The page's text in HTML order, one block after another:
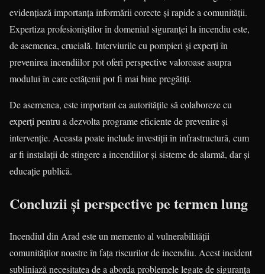
evidențiază importanța informării corecte și rapide a comunității.
Expertiza profesioniștilor în domeniul siguranței la incendiu este,
de asemenea, crucială. Interviurile cu pompieri și experți în
prevenirea incendiilor pot oferi perspective valoroase asupra
modului în care cetățenii pot fi mai bine pregătiți.
De asemenea, este important ca autoritățile să colaboreze cu
experți pentru a dezvolta programe eficiente de prevenire și
intervenție. Aceasta poate include investiții în infrastructură, cum
ar fi instalații de stingere a incendiilor și sisteme de alarmă, dar și
educație publică.
Concluzii și perspective pe termen lung
Incendiul din Arad este un memento al vulnerabilității
comunităților noastre în fața riscurilor de incendiu. Acest incident
subliniază necesitatea de a aborda problemele legate de siguranța